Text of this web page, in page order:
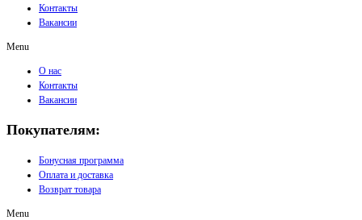
Контакты
Вакансии
Menu
О нас
Контакты
Вакансии
Покупателям:
Бонусная программа
Оплата и доставка
Возврат товара
Menu